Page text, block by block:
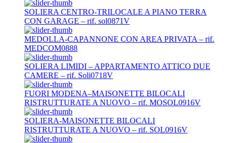
SOLIERA CENTRO-TRILOCALE A PIANO TERRA
CON GARAGE – rif. sol0871V
MEDOLLA-CAPANNONE CON AREA PRIVATA – rif.
MEDCOM0888
SOLIERA LIMIDI – APPARTAMENTO ATTICO DUE
CAMERE – rif. Soli0718V
FUORI MODENA–MAISONETTE BILOCALI
RISTRUTTURATE A NUOVO – rif. MOSOL0916V
SOLIERA-MAISONETTE BILOCALI
RISTRUTTURATE A NUOVO – rif. SOL0916V